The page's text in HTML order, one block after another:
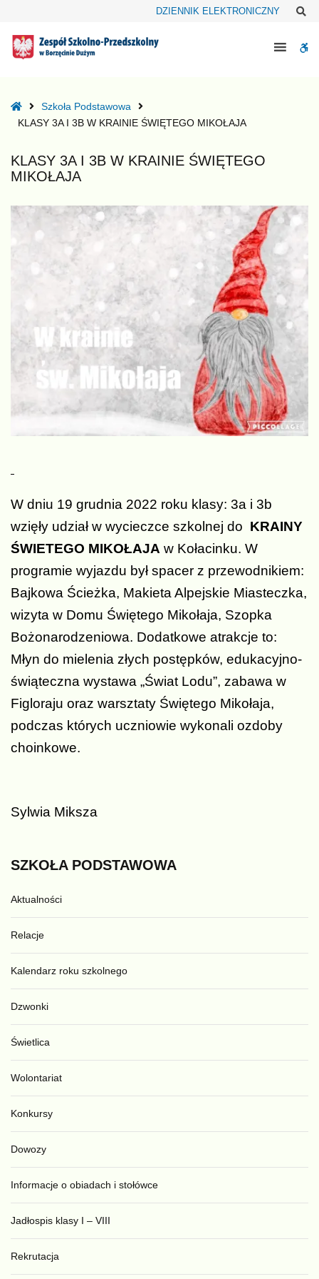
KRAINIE
ŚWIĘTEGO
DZIENNIK ELEKTRONICZNY
HomeSzkoła Podstawowa
KLASY 3A I 3B W KRAINIE ŚWIĘTEGO MIKOŁAJA
KLASY 3A I 3B W KRAINIE ŚWIĘTEGO
MIKOŁAJA
W dniu 19 grudnia 2022 roku klasy: 3a i 3b
wzięły udział w wycieczce szkolnej do KRAINY
ŚWIETEGO MIKOŁAJA w Kołacinku. W
programie wyjazdu był spacer z przewodnikiem:
Bajkowa Ścieżka, Makieta Alpejskie Miasteczka,
wizyta w Domu Świętego Mikołaja, Szopka
Bożonarodzeniowa. Dodatkowe atrakcje to:
Młyn do mielenia złych postępków, edukacyjno-
świąteczna wystawa „Świat Lodu”, zabawa w
Figloraju oraz warsztaty Świętego Mikołaja,
podczas których uczniowie wykonali ozdoby
choinkowe.
Sylwia Miksza
SZKOŁA PODSTAWOWA
Aktualności
Relacje
Kalendarz roku szkolnego
Dzwonki
Świetlica
Wolontariat
Konkursy
Dowozy
Informacje o obiadach i stołówce
Jadłospis klasy I – VIII
Rekrutacja